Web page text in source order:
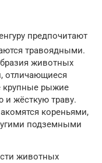
предпочитают
травоядными.
животных
отличающиеся
крупные рыжие
и жёсткую траву.
кореньями,
подземными
животных